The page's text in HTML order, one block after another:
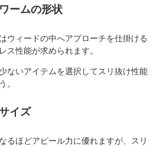
ームの形状
ウィードの中へアプローチを仕掛ける
ス性能が求められます。
ないアイテムを選択してスリ抜け性能
。
イズ
るほどアピール力に優れますが、スリ